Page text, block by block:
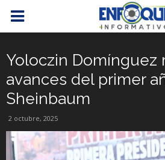
Yoloczin Domínguez
avances del primer
Sheinbaum
2 octubre, 2025